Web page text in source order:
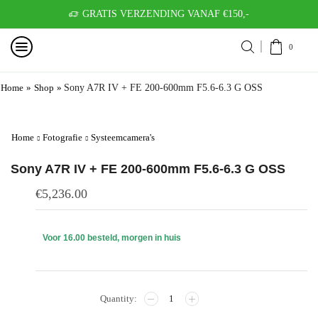
GRATIS VERZENDING VANAF €150,-
0
Home » Shop » Sony A7R IV + FE 200-600mm F5.6-6.3 G OSS
Home Fotografie Systeemcamera's
Sony A7R IV + FE 200-600mm F5.6-6.3 G OSS
€5,236.00
Voor 16.00 besteld, morgen in huis